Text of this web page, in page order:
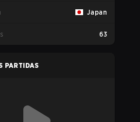
Japan
63
PARTIDAS